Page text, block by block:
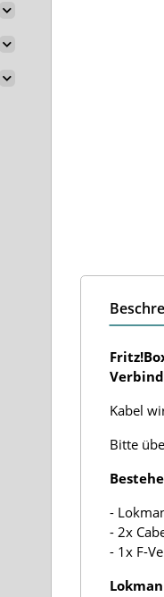
Kabel
Bitte
-
- 2x
- 1x F-